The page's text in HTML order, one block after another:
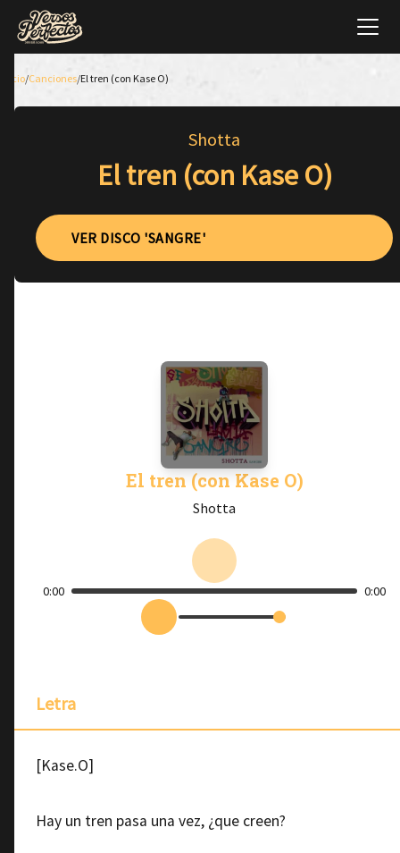
Inicio/Canciones/El tren (con Kase O)
Shotta
El tren (con Kase O)
VER DISCO 'SANGRE'
El tren (con Kase O)
Shotta
0:00 0:00
Letra
[Kase.O]
Hay un tren pasa una vez, ¿que creen?